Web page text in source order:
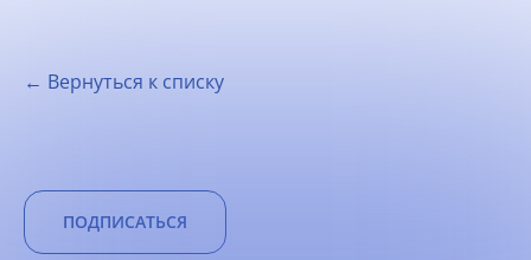
← Вернуться к списку
ПОДПИСАТЬСЯ